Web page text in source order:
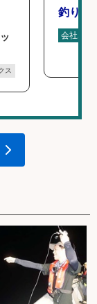
ス
釣り具
会社名